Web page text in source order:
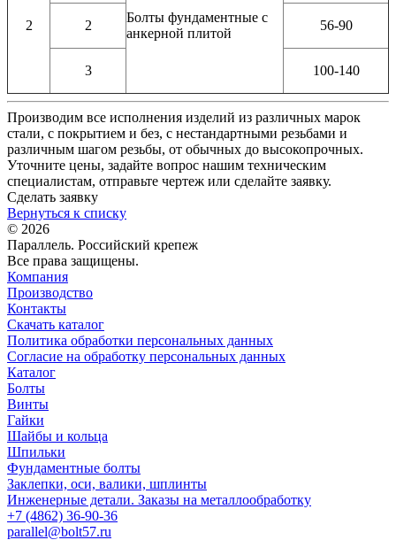
2
Болты фундаментные с
анкерной плитой
2 56-90
3 100-140
Производим все исполнения изделий из различных марок
стали, с покрытием и без, с нестандартными резьбами и
различным шагом резьбы, от обычных до высокопрочных.
Уточните цены, задайте вопрос нашим техническим
специалистам, отправьте чертеж или сделайте заявку.
Сделать заявку
Вернуться к списку
© 2026
Параллель. Российский крепеж
Все права защищены.
Компания
Производство
Контакты
Скачать каталог
Политика обработки персональных данных
Согласие на обработку персональных данных
Каталог
Болты
Винты
Гайки
Шайбы и кольца
Шпильки
Фундаментные болты
Заклепки, оси, валики, шплинты
Инженерные детали. Заказы на металлообработку
+7 (4862) 36-90-36
parallel@bolt57.ru